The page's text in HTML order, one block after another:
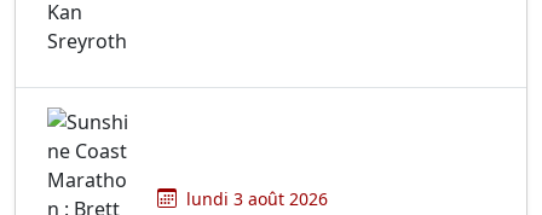
lundi 3 août 2026